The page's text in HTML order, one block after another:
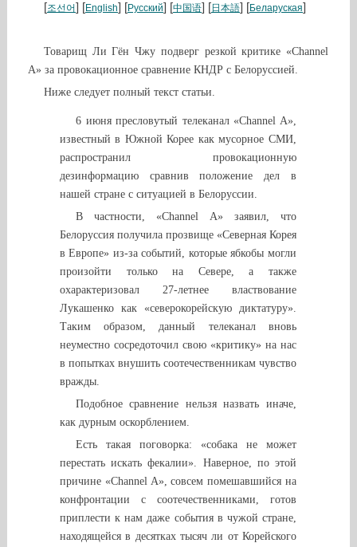
[조선어] [English] [Русский] [中国语] [日本語] [Беларуская]
Товарищ Ли Гён Чжу подверг резкой критике «Channel
A» за провокационное сравнение КНДР с Белоруссией.
Ниже следует полный текст статьи.
6 июня пресловутый телеканал «Channel A»,
известный в Южной Корее как мусорное СМИ,
распространил провокационную
дезинформацию сравнив положение дел в
нашей стране с ситуацией в Белоруссии.
В частности, «Channel A» заявил, что
Белоруссия получила прозвище «Северная Корея
в Европе» из-за событий, которые ябкобы могли
произойти только на Севере, а также
охарактеризовал 27-летнее властвование
Лукашенко как «северокорейскую диктатуру».
Таким образом, данный телеканал вновь
неуместно сосредоточил свою «критику» на нас
в попытках внушить соотечественникам чувство
вражды.
Подобное сравнение нельзя назвать иначе,
как дурным оскорблением.
Есть такая поговорка: «собака не может
перестать искать фекалии». Наверное, по этой
причине «Channel A», совсем помешавшийся на
конфронтации с соотечественниками, готов
приплести к нам даже события в чужой стране,
находящейся в десятках тысяч ли от Корейского